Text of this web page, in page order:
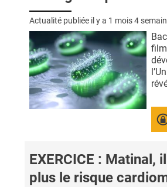
Actualité publiée il y a 1 mois 4
EXERCICE : Matinal,
plus le risque